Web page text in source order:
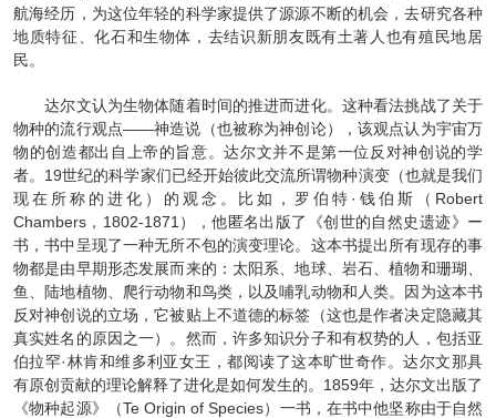
航海经历，为这位年轻的科学家提供了源源不断的机会，去研究各种
地质特征、化石和生物体，去结识新朋友既有土著人也有殖民地居
民。
达尔文认为生物体随着时间的推进而进化。这种看法挑战了关于
物种的流行观点——神造说（也被称为神创论），该观点认为宇宙万
物的创造都出自上帝的旨意。达尔文并不是第一位反对神创说的学
者。19世纪的科学家们已经开始彼此交流所谓物种演变（也就是我们
现在所称的进化）的观念。比如，罗伯特·钱伯斯（Robert
Chambers，1802-1871），他匿名出版了《创世的自然史遗迹》ー
书，书中呈现了一种无所不包的演变理论。这本书提出所有现存的事
物都是由早期形态发展而来的：太阳系、地球、岩石、植物和珊瑚、
鱼、陆地植物、爬行动物和鸟类，以及哺乳动物和人类。因为这本书
反对神创说的立场，它被贴上不道德的标签（这也是作者决定隐藏其
真实姓名的原因之一）。然而，许多知识分子和有权势的人，包括亚
伯拉罕·林肯和维多利亚女王，都阅读了这本旷世奇作。达尔文那具
有原创贡献的理论解释了进化是如何发生的。1859年，达尔文出版了
《物种起源》（Te Origin of Species）一书，在书中他坚称由于自然